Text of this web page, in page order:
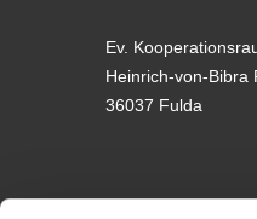
Ev.
Heinrich-von-Bibra
36037 Fulda